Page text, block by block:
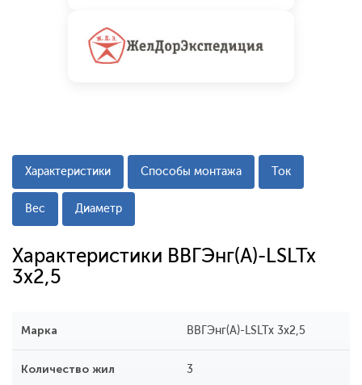
Характеристики Способы монтажа Ток
Вес Диаметр
Характеристики ВВГЭнг(А)-LSLTx
3x2,5
Марка ВВГЭнг(А)-LSLTx 3x2,5
Количество жил 3